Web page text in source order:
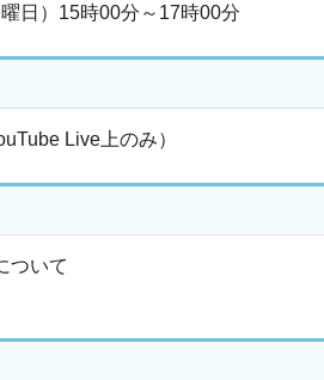
日）15時00分～17時00分
Live上のみ）
ついて